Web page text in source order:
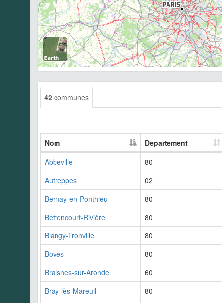
42 communes
Nom
Departement
Abbeville
80
Autreppes
02
Bernay-en-Ponthieu
80
Bettencourt-Rivière
80
Blangy-Tronville
80
Boves
80
Braisnes-sur-Aronde
60
Bray-lès-Mareuil
80